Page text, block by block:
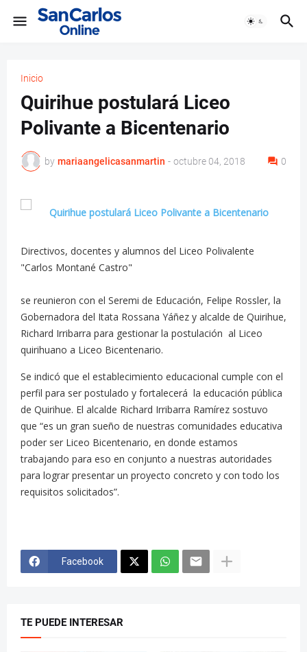
Inicio
Quirihue postulará Liceo
Polivante a Bicentenario
by mariaangelicasanmartin - octubre 04, 2018 0
Directivos, docentes y alumnos del Liceo Polivalente
"Carlos Montané Castro"
se reunieron con el Seremi de Educación, Felipe Rossler, la
Gobernadora del Itata Rossana Yáñez y alcalde de Quirihue,
Richard Irribarra para gestionar la postulación al Liceo
quirihuano a Liceo Bicentenario.
Se indicó que el establecimiento educacional cumple con el
perfil para ser postulado y fortalecerá la educación pública
de Quirihue. El alcalde Richard Irribarra Ramírez sostuvo
que “es un gran sueño de nuestras comunidades educativa
poder ser Liceo Bicentenario, en donde estamos
trabajando para eso en conjunto a nuestras autoridades
para lograr presentar un proyecto concreto y con todo los
requisitos solicitados”.
Facebook
TE PUEDE INTERESAR